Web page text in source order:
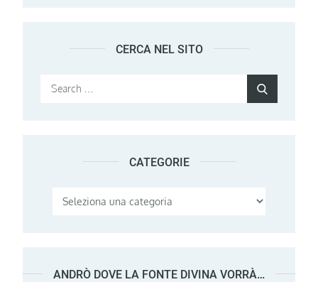
CERCA NEL SITO
Search
CATEGORIE
Categorie
ANDRÒ DOVE LA FONTE DIVINA VORRÀ…